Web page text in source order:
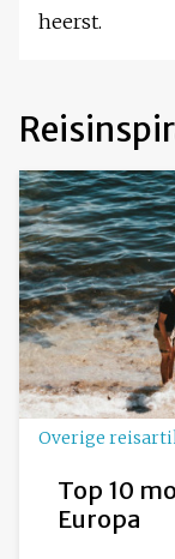
heerst.
Overige
Top 10
Europa